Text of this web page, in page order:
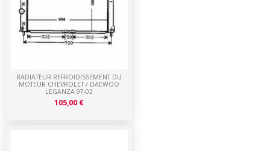
RADIATEUR REFROIDISSEMENT DU
MOTEUR CHEVROLET / DAEWOO
LEGANZA 97-02
105,00 €